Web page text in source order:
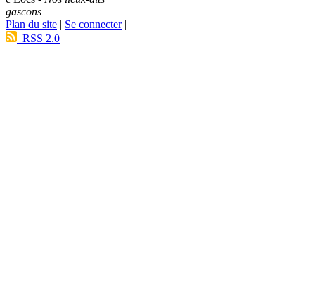
gascons
Plan du site | Se connecter|
RSS 2.0